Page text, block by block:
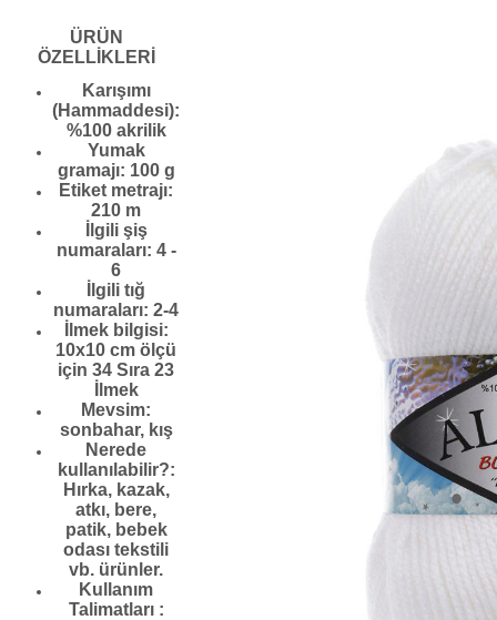
ÜRÜN
ÖZELLİKLERİ
Karışımı
(Hammaddesi):
%100 akrilik
Yumak
gramajı: 100 g
Etiket metrajı:
210 m
İlgili şiş
numaraları: 4 -
6
İlgili tığ
numaraları: 2-4
İlmek bilgisi:
10x10 cm ölçü
için 34 Sıra 23
İlmek
Mevsim:
sonbahar, kış
Nerede
kullanılabilir?:
Hırka, kazak,
atkı, bere,
patik, bebek
odası tekstili
vb. ürünler.
Kullanım
Talimatları :